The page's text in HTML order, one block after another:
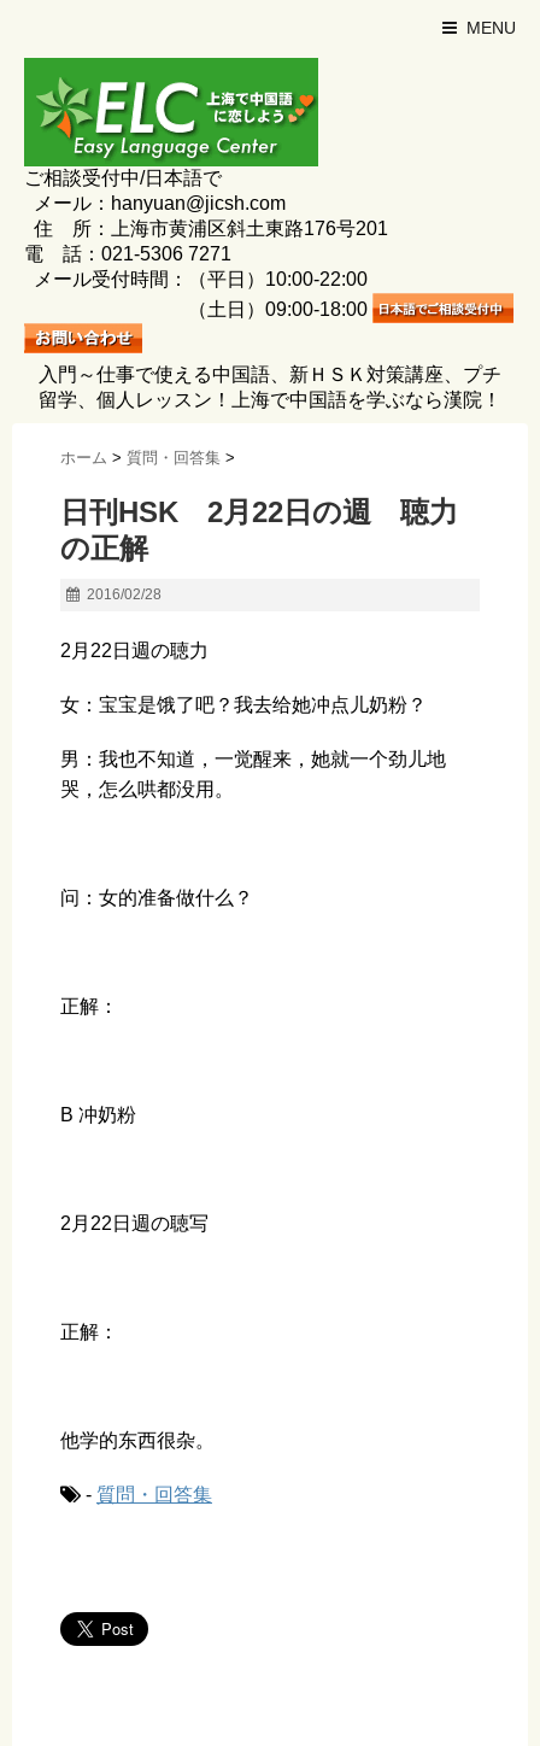
MENU
ご相談受付中/日本語で
メール：hanyuan@jicsh.com
住 所：上海市黄浦区斜土東路176号201
電 話：021-5306 7271
メール受付時間：（平日）10:00-22:00
（土日）09:00-18:00
入門～仕事で使える中国語、新ＨＳＫ対策講座、プチ
留学、個人レッスン！上海で中国語を学ぶなら漢院！
ホーム > 質問・回答集 >
日刊HSK 2月22日の週 聴力
の正解
2016/02/28
2月22日週の聴力
女：宝宝是饿了吧？我去给她冲点儿奶粉？
男：我也不知道，一觉醒来，她就一个劲儿地
哭，怎么哄都没用。
问：女的准备做什么？
正解：
B 冲奶粉
2月22日週の聴写
正解：
他学的东西很杂。
- 質問・回答集